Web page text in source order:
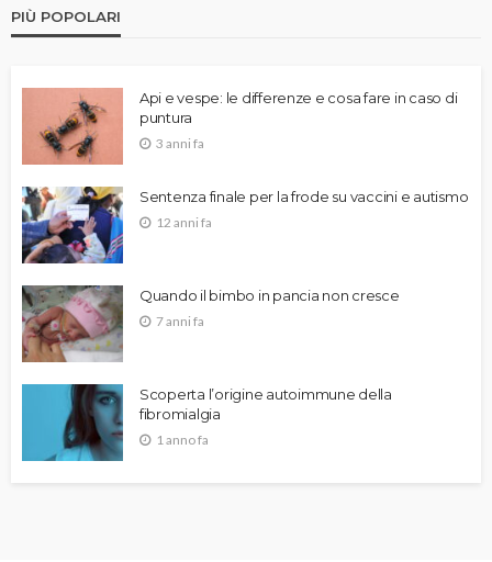
PIÙ POPOLARI
Api e vespe: le differenze e cosa fare in caso di
puntura
3 anni fa
Sentenza finale per la frode su vaccini e autismo
12 anni fa
Quando il bimbo in pancia non cresce
7 anni fa
Scoperta l’origine autoimmune della
fibromialgia
1 anno fa